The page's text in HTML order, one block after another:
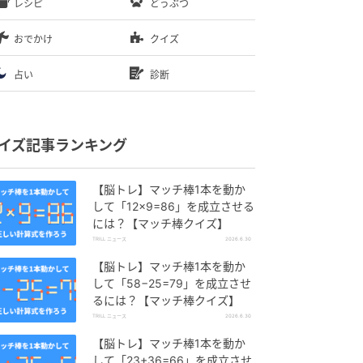
レシピ どうぶつ
おでかけ クイズ
占い 診断
ズ記事ランキング
【脳トレ】マッチ棒1本を動か
して「12×9=86」を成立させる
には？【マッチ棒クイズ】
TRILL ニュース 2026.6.30
【脳トレ】マッチ棒1本を動か
して「58−25=79」を成立させ
るには？【マッチ棒クイズ】
TRILL ニュース 2026.6.30
【脳トレ】マッチ棒1本を動か
して「23+36=66」を成立させ